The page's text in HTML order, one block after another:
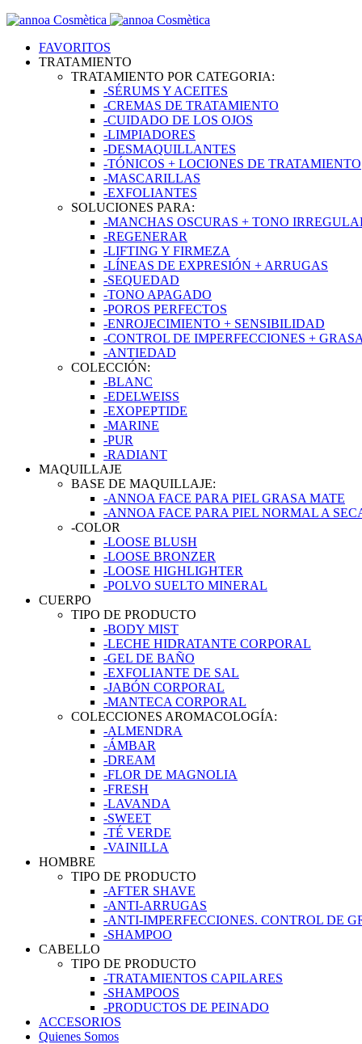
FAVORITOS
TRATAMIENTO
TRATAMIENTO POR CATEGORIA:
-SÉRUMS Y ACEITES
-CREMAS DE TRATAMIENTO
-CUIDADO DE LOS OJOS
-LIMPIADORES
-DESMAQUILLANTES
-TÓNICOS + LOCIONES DE TRATAMIENTO
-MASCARILLAS
-EXFOLIANTES
SOLUCIONES PARA:
-MANCHAS OSCURAS + TONO
-REGENERAR
-LIFTING Y FIRMEZA
-LÍNEAS DE EXPRESIÓN + ARRUGAS
-SEQUEDAD
-TONO APAGADO
-POROS PERFECTOS
-ENROJECIMIENTO + SENSIBILIDAD
-CONTROL DE IMPERFECCIONES + GRASA
-ANTIEDAD
COLECCIÓN:
-BLANC
-EDELWEISS
-EXOPEPTIDE
-MARINE
-PUR
-RADIANT
MAQUILLAJE
BASE DE MAQUILLAJE:
-ANNOA FACE PARA PIEL GRASA MATE
-ANNOA FACE PARA PIEL NORMAL A
-COLOR
-LOOSE BLUSH
-LOOSE BRONZER
-LOOSE HIGHLIGHTER
-POLVO SUELTO MINERAL
CUERPO
TIPO DE PRODUCTO
-BODY MIST
-LECHE HIDRATANTE CORPORAL
-GEL DE BAÑO
-EXFOLIANTE DE SAL
-JABÓN CORPORAL
-MANTECA CORPORAL
COLECCIONES AROMACOLOGÍA:
-ALMENDRA
-ÁMBAR
-DREAM
-FLOR DE MAGNOLIA
-FRESH
-LAVANDA
-SWEET
-TÉ VERDE
-VAINILLA
HOMBRE
TIPO DE PRODUCTO
-AFTER SHAVE
-ANTI-ARRUGAS
-ANTI-IMPERFECCIONES. CONTROL DE
-SHAMPOO
CABELLO
TIPO DE PRODUCTO
-TRATAMIENTOS CAPILARES
-SHAMPOOS
-PRODUCTOS DE PEINADO
ACCESORIOS
Quienes Somos